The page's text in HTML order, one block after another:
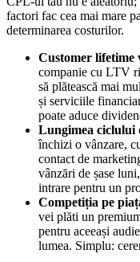
factori fac cea mai mare
determinarea costurilor.
Customer lifetime
companie cu LTV
să plătească mai
și serviciile
poate aduce
Lungimea ciclului
închizi o vânzare,
contact de
vânzări de șase
intrare pentru un
Competiția pe
vei plăti un
pentru aceeași
lumea. Simplu: